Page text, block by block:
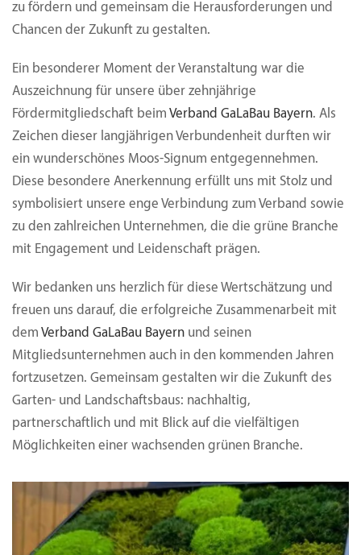
zu fördern und gemeinsam die Herausforderungen und
Chancen der Zukunft zu gestalten.
Ein besonderer Moment der Veranstaltung war die
Auszeichnung für unsere über zehnjährige
Fördermitgliedschaft beim Verband GaLaBau Bayern. Als
Zeichen dieser langjährigen Verbundenheit durften wir
ein wunderschönes Moos-Signum entgegennehmen.
Diese besondere Anerkennung erfüllt uns mit Stolz und
symbolisiert unsere enge Verbindung zum Verband sowie
zu den zahlreichen Unternehmen, die die grüne Branche
mit Engagement und Leidenschaft prägen.
Wir bedanken uns herzlich für diese Wertschätzung und
freuen uns darauf, die erfolgreiche Zusammenarbeit mit
dem Verband GaLaBau Bayern und seinen
Mitgliedsunternehmen auch in den kommenden Jahren
fortzusetzen. Gemeinsam gestalten wir die Zukunft des
Garten- und Landschaftsbaus: nachhaltig,
partnerschaftlich und mit Blick auf die vielfältigen
Möglichkeiten einer wachsenden grünen Branche.